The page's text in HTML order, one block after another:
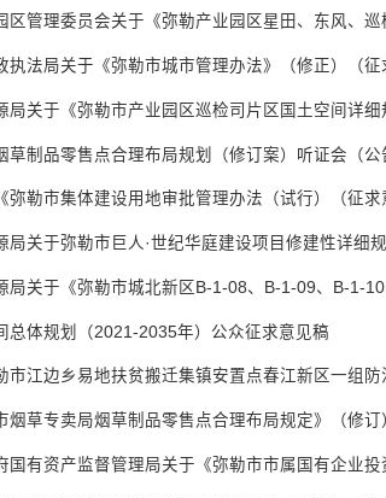
执法局关于《弥勒市城市管理办法》（修正）（
草制品零售点合理布局规划（修订案）听证会（公
弥勒市集体建设用地审批管理办法（试行）（征
局关于弥勒市巨人·世纪华庭建设项目修建性详细
总体规划（2021-2035年）公众征求意见稿
烟草专卖局烟草制品零售点合理布局规定》（修订